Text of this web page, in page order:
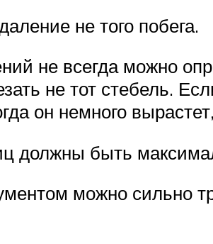
не того побега.
не всегда можно
не тот стебель.
он немного
должны быть
можно сильно